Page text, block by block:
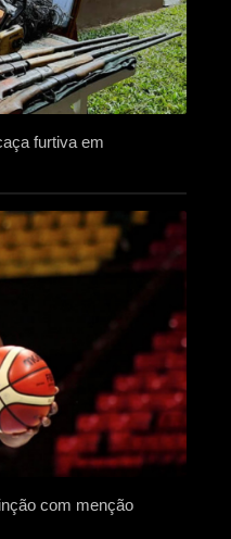
furtiva em
com menção